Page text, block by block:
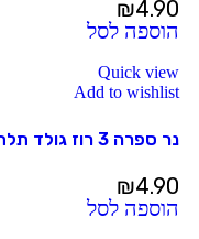
₪4.90
הוספה לסל
Quick view
Add to wishlist
נר ספרה 3 רוז גולד תלת מימד גדול
₪4.90
הוספה לסל